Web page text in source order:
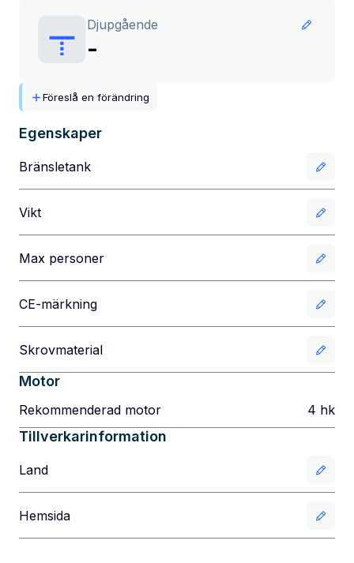
Djupgående
-
Föreslå en förändring
Egenskaper
Bränsletank
Vikt
Max personer
CE-märkning
Skrovmaterial
Motor
Rekommenderad motor 4 hk
Tillverkarinformation
Land
Hemsida